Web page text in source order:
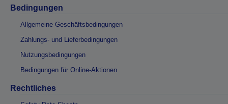
Bedingungen
Allgemeine Geschäftsbedingungen
Zahlungs- und Lieferbedingungen
Nutzungsbedingungen
Bedingungen für Online-Aktionen
Rechtliches